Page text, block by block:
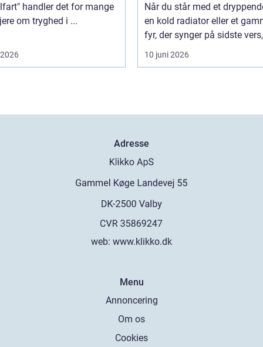
handler det for mange
om tryghed i ...
Når du står med et
en kold radiator eller et
fyr, der synger på sidste
10 juni 2026
Adresse
web: www.klikko.dk
Menu
Annoncering
Om os
Cookies